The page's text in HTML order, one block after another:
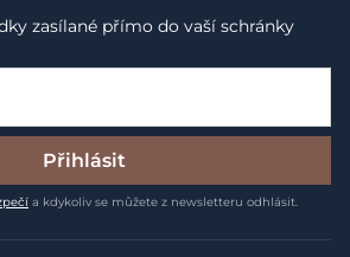
zasílané přímo do vaší schránky
Přihlásit
a kdykoliv se můžete z newsletteru odhlásit.